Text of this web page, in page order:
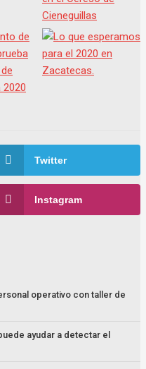
Twitter
Instagram
operativo con taller de
ayudar a detectar el